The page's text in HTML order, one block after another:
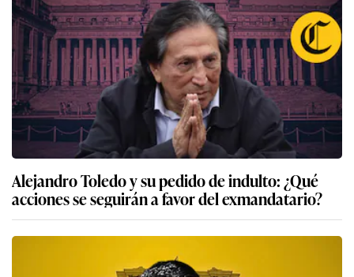
Alejandro Toledo y su pedido de indulto: ¿Qué
acciones se seguirán a favor del exmandatario?